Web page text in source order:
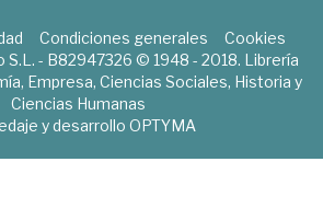
Condiciones generales
Cookies
S.L. - B82947326 © 1948 - 2018. Librería
Empresa, Ciencias Sociales, Historia y
Ciencias Humanas
y desarrollo OPTYMA